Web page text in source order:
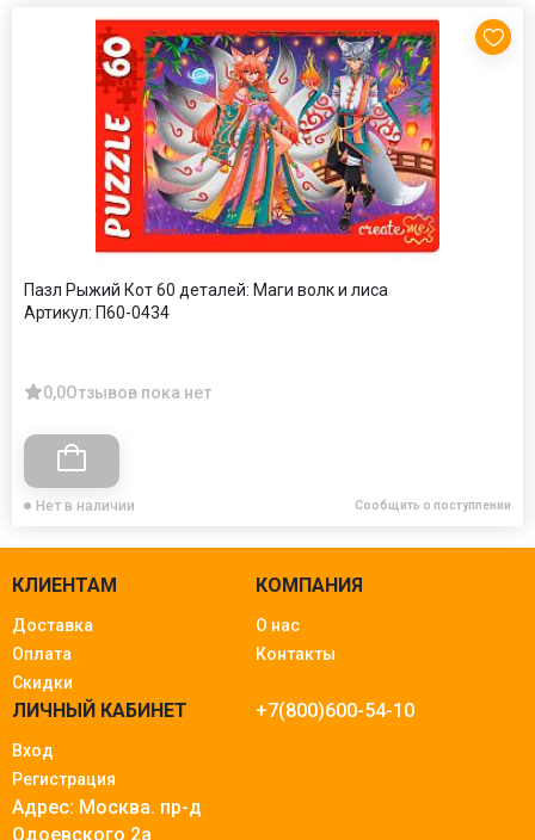
Пазл Рыжий Кот 60 деталей: Маги волк и лиса
Артикул: П60-0434
0,0Отзывов пока нет
Нет в наличии Сообщить о поступлении
КЛИЕНТАМ
Доставка
Оплата
Скидки
КОМПАНИЯ
О нас
Контакты
ЛИЧНЫЙ КАБИНЕТ
Вход
Регистрация
+7(800)600-54-10
Адрес: Москва. пр-д
Одоевского 2а